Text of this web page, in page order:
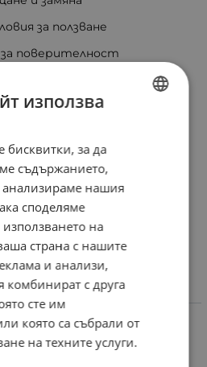
за ползване
поверителност
свързан с покупка онлайн,
сайта ОРС
права
от сделка
на сайта
- Петък: 08:30-16:30ч
199 844
използва
бисквитки, за да
съдържанието,
анализираме нашия
споделяме
на
страна с нашите
и анализи,
комбинират с друга
сте им
която са събрали от
на техните услуги.